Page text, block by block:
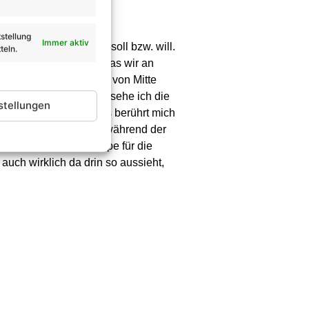
Immer aktiv
– der dabei sein soll bzw. will.
es geben wird und was wir an
weil wir ja meistens von Mitte
Sachen, weil da sehe ich die
und mir sage ‚das berührt mich
laufen dann während der
selbst eine Treppe für die
wirklich da drin so aussieht,